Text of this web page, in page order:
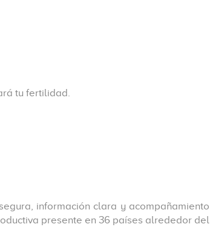
tu fertilidad.
información clara y acompañamiento
presente en 36 países alrededor del